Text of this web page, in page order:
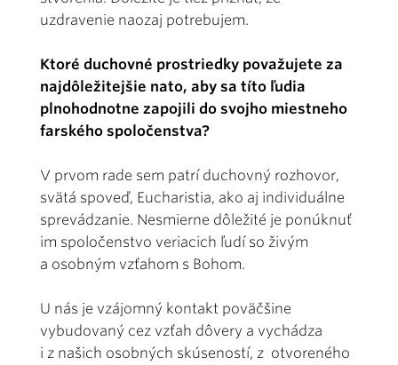
uzdravenie naozaj potrebujem.
Ktoré duchovné prostriedky považujete za
najdôležitejšie nato, aby sa títo ľudia
plnohodnotne zapojili do svojho miestneho
farského spoločenstva?
V prvom rade sem patrí duchovný rozhovor,
svätá spoveď, Eucharistia, ako aj individuálne
sprevádzanie. Nesmierne dôležité je ponúknuť
im spoločenstvo veriacich ľudí so živým
a osobným vzťahom s Bohom.
U nás je vzájomný kontakt poväčšine
vybudovaný cez vzťah dôvery a vychádza
i z našich osobných skúseností, z otvoreného